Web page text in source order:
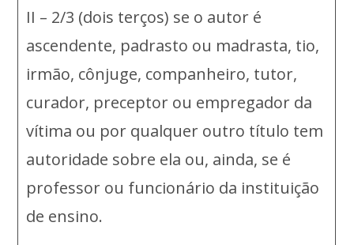
II – 2/3 (dois terços) se o autor é
ascendente, padrasto ou madrasta, tio,
irmão, cônjuge, companheiro, tutor,
curador, preceptor ou empregador da
vítima ou por qualquer outro título tem
autoridade sobre ela ou, ainda, se é
professor ou funcionário da instituição
de ensino.